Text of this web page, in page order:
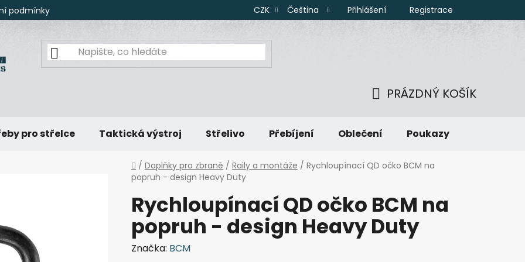
podmínky CZK Čeština Přihlášení Registrace
KOŠÍK
PRÁZDNÝ KOŠÍK
pro střelce Taktická výstroj Střelivo Přebíjení Oblečení Poukazy
Domů
/ Doplňky pro zbraně / Raily a montáže / Rychloupínací QD očko BCM na
popruh - design Heavy Duty
Rychloupínací QD očko BCM na
popruh - design Heavy Duty
Značka: BCM